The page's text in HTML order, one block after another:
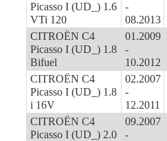
Picasso I (UD_) 1.6
VTi 120
-
08.2013
CITROËN C4
Picasso I (UD_) 1.8
Bifuel
01.2009
-
10.2012
CITROËN C4
Picasso I (UD_) 1.8
i 16V
02.2007
-
12.2011
CITROËN C4
Picasso I (UD_) 2.0
09.2007
-